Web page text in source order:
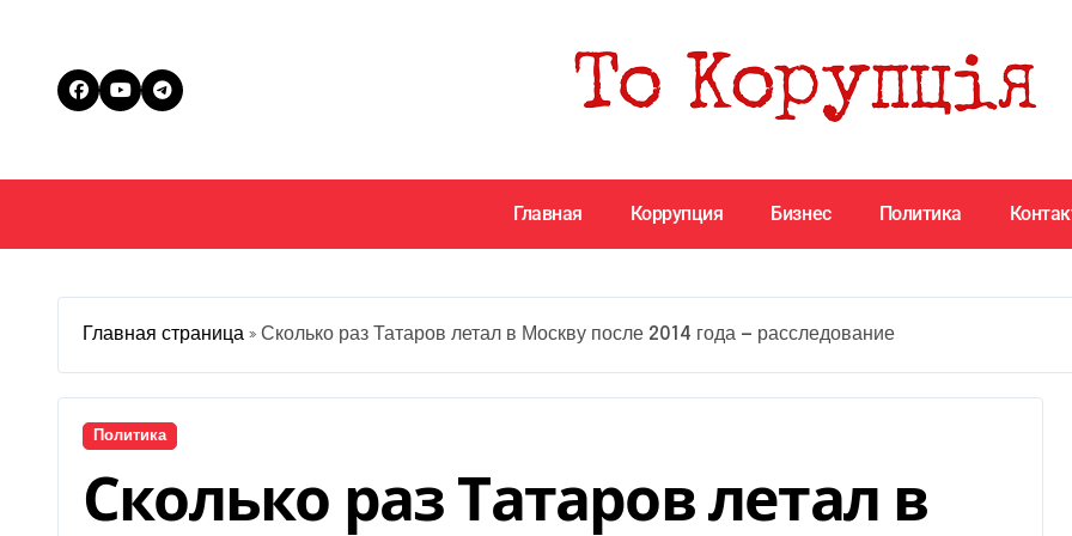
Главная Коррупция Бизнес Политика
Главная страница » Сколько раз Татаров летал в Москву после 2014 года — расследование
Политика
Сколько раз Татаров летал в